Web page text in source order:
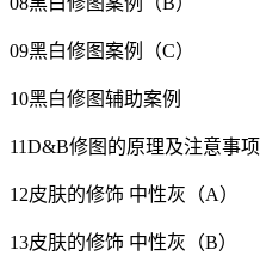
09黑白修图案例（C）
10黑白修图辅助案例
11D&B修图的原理及注意事项
12皮肤的修饰 中性灰（A）
13皮肤的修饰 中性灰（B）